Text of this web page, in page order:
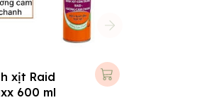
xịt Raid
600 ml